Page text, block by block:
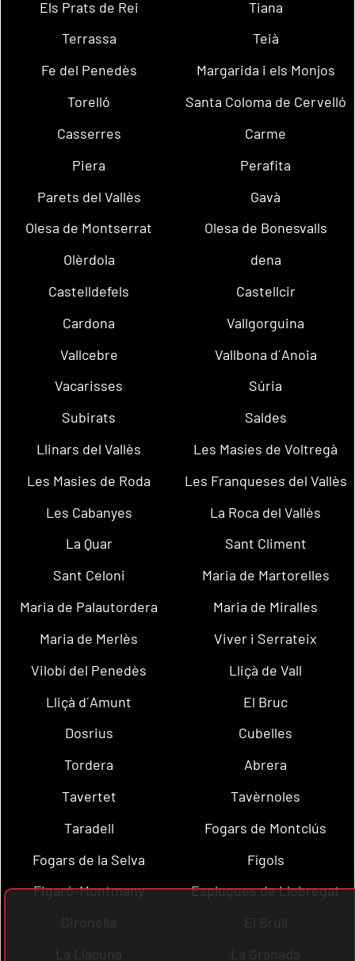
Els Prats de Rei
Tiana
Terrassa
Teià
Fe del Penedès
Margarida i els Monjos
Torelló
Santa Coloma de Cervelló
Casserres
Carme
Piera
Perafita
Parets del Vallès
Gavà
Olesa de Montserrat
Olesa de Bonesvalls
Olèrdola
dena
Castelldefels
Castellcir
Cardona
Vallgorguina
Vallcebre
Vallbona d´Anoia
Vacarisses
Súria
Subirats
Saldes
Llinars del Vallès
Les Masíes de Voltregà
Les Masies de Roda
Les Franqueses del Vallès
Les Cabanyes
La Roca del Vallès
La Quar
Sant Climent
Sant Celoni
Maria de Martorelles
Maria de Palautordera
Maria de Miralles
Maria de Merlès
Viver i Serrateix
Vilobí del Penedès
Lliçà de Vall
Lliçà d´Amunt
El Bruc
Dosrius
Cubelles
Tordera
Abrera
Tavertet
Tavèrnoles
Taradell
Fogars de Montclús
Fogars de la Selva
Fígols
Figaró-Montmany
Esplugues de Llobregat
Gironella
El Brull
La Llacuna
La Granada